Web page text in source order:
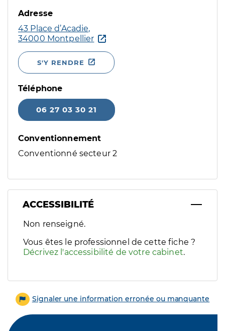
Adresse
43 Place d’Acadie,
34000 Montpellier
S'Y RENDRE
Téléphone
06 27 03 30 21
Conventionnement
Conventionné secteur 2
ACCESSIBILITÉ
Filtres
Sélectionnez un ou plusieurs handicaps/besoins
Non renseigné.
Vous êtes le professionnel de cette fiche ?
Décrivez l'accessibilité de votre cabinet.
Signaler une information erronée ou manquante